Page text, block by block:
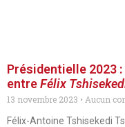
Présidentielle 2023 :
entreFélix
13 novembre 2023
Aucun
Félix-Antoine Tshisekedi